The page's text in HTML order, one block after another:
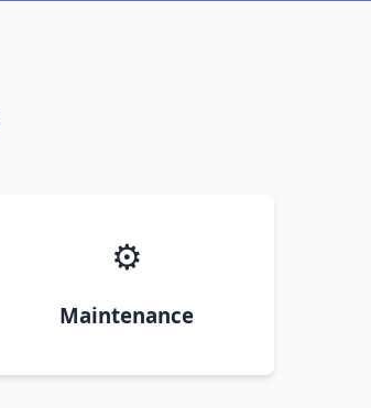
⚙️
Maintenance